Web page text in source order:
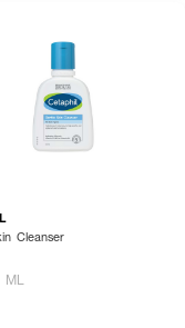
Cleanser